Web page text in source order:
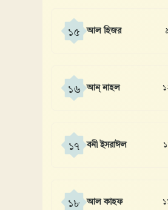
১৫ আল হিজর
১৬ আন্ নাহল
১৭ বনী ইসরাঈল
১৮ আল কাহফ